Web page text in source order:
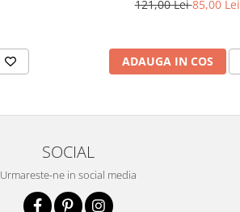
121,00 Lei85,00 Lei
ADAUGA IN COS
SOCIAL
Urmareste-ne in social media